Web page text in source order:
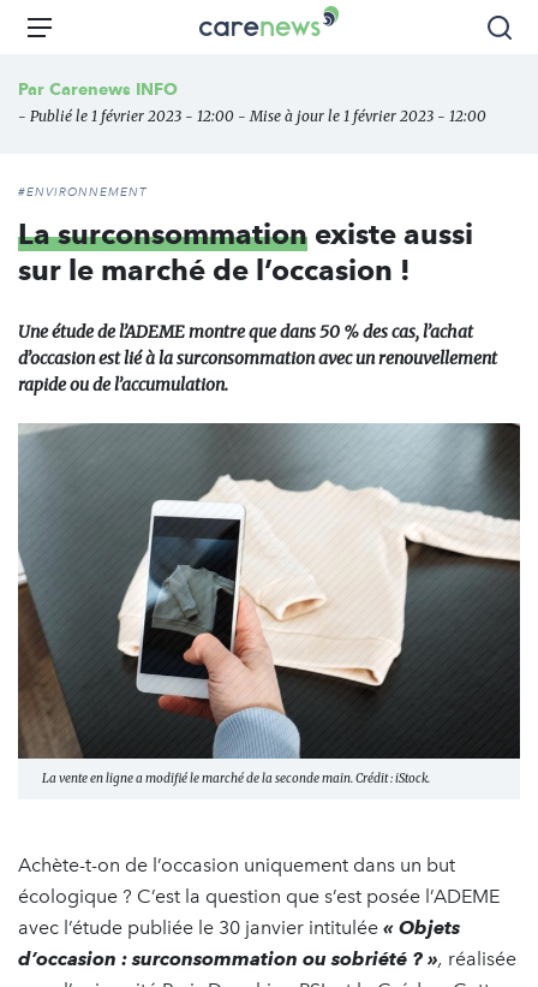
Aller
principal
Carenews,
des
Menu
Par Carenews INFO
- Publié le 1 février 2023 - 12:00 - Mise à jour le 1 février 2023 - 12:00
#ENVIRONNEMENT
La surconsommation existe aussi
sur le marché de l’occasion !
Une étude de l’ADEME montre que dans 50 % des cas, l’achat
d’occasion est lié à la surconsommation avec un renouvellement
rapide ou de l’accumulation.
La vente en ligne a modifié le marché de la seconde main. Crédit : iStock.
Achète-t-on de l’occasion uniquement dans un but
écologique ? C’est la question que s’est posée l’ADEME
avec l’étude publiée le 30 janvier intitulée « Objets
d’occasion : surconsommation ou sobriété ? », réalisée